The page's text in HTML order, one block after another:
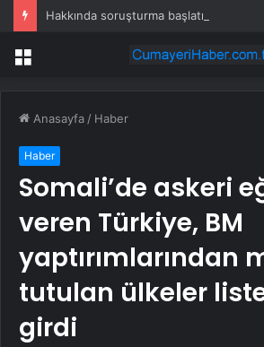
Menü
Anasayfa / Haber
Haber
Somali’de askeri
veren Türkiye, BM
yaptırımlarından
tutulan ülkeler
girdi